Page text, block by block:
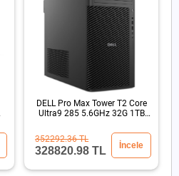
DELL Pro Max Tower T2 Core
Ultra9 285 5.6GHz 32G 1TB
352292.36 TL
328820.98 TL İncele